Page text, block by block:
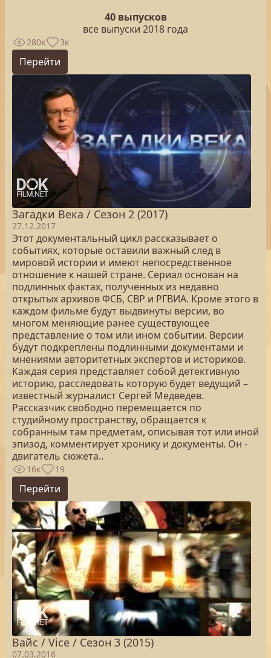
40 выпусков
все выпуски 2018 года
280к 3к
Перейти
Загадки Века / Сезон 2 (2017)
27.12.2017
Этот документальный цикл рассказывает о
событиях, которые оставили важный след в
мировой истории и имеют непосредственное
отношение к нашей стране. Сериал основан на
подлинных фактах, полученных из недавно
открытых архивов ФСБ, СВР и РГВИА. Кроме этого в
каждом фильме будут выдвинуты версии, во
многом меняющие ранее существующее
представление о том или ином событии. Версии
будут подкреплены подлинными документами и
мнениями авторитетных экспертов и историков.
Каждая серия представляет собой детективную
историю, расследовать которую будет ведущий –
известный журналист Сергей Медведев.
Рассказчик свободно перемещается по
студийному пространству, обращается к
собранным там предметам, описывая тот или иной
эпизод, комментирует хронику и документы. Он -
двигатель сюжета..
16к 19
Перейти
Вайс / Vice / Сезон 3 (2015)
07.03.2016